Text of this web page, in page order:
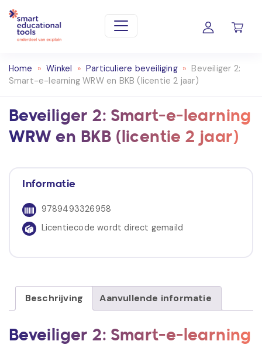
Home » Winkel » Particuliere beveiliging » Beveiliger 2:
Smart-e-learning WRW en BKB (licentie 2 jaar)
Beveiliger 2: Smart-e-learning
WRW en BKB (licentie 2 jaar)
Informatie
9789493326958
Licentiecode wordt direct gemaild
Beschrijving Aanvullende informatie
Beveiliger 2: Smart-e-learning